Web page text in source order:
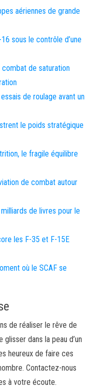
aériennes de grande
sous le contrôle d’une
combat de saturation
de roulage avant un
le poids stratégique
le fragile équilibre
de combat autour
de livres pour le
les F-35 et F-15E
où le SCAF se
de réaliser le rêve de
dans la peau d’un
heureux de faire ces
Contactez-nous
à votre écoute.